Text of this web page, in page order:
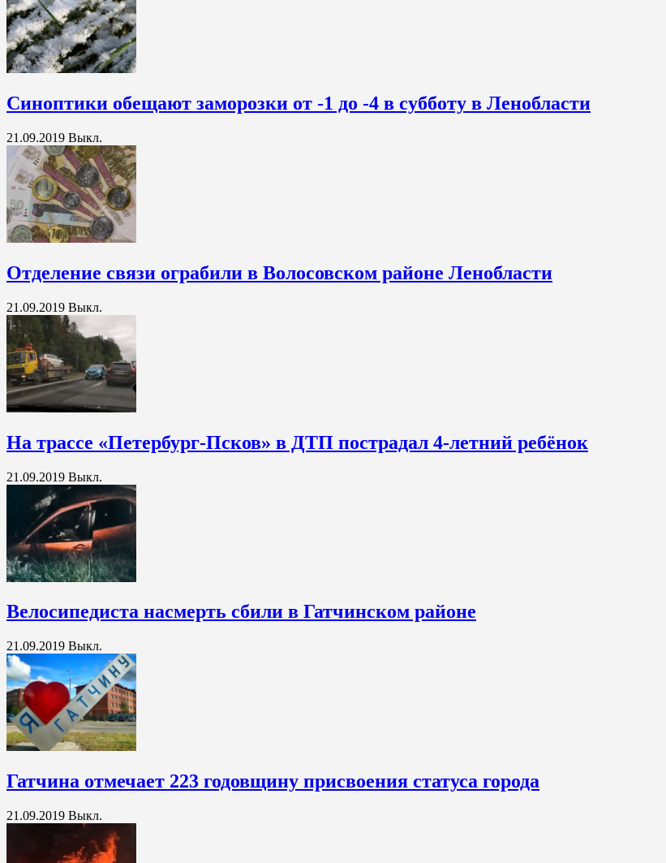
Синоптики обещают заморозки от -1 до -4 в субботу в Ленобласти
21.09.2019 Выкл.
Отделение связи ограбили в Волосовском районе Ленобласти
21.09.2019 Выкл.
На трассе «Петербург-Псков» в ДТП пострадал 4-летний ребёнок
21.09.2019 Выкл.
Велосипедиста насмерть сбили в Гатчинском районе
21.09.2019 Выкл.
Гатчина отмечает 223 годовщину присвоения статуса города
21.09.2019 Выкл.